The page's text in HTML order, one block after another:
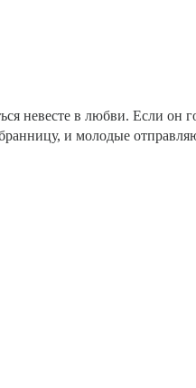
невесте в любви. Если он
и молодые